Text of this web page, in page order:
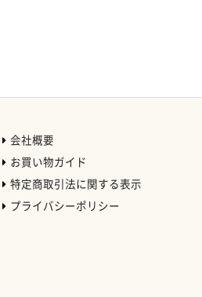
会社概要
お買い物ガイド
特定商取引法に関する表示
プライバシーポリシー